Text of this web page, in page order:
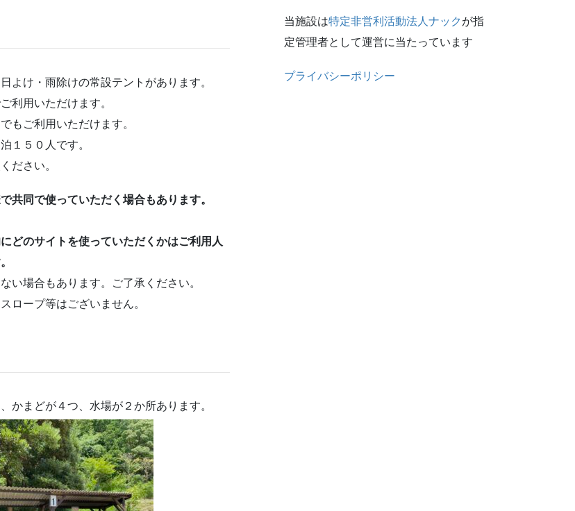
よけ・雨除けの常設テントがあります。
利用いただけます。
もご利用いただけます。
１５０人です。
ださい。
共同で使っていただく場合もあります。
どのサイトを使っていただくかはご利用人
い場合もあります。ご了承ください。
ロープ等はございません。
かまどが４つ、水場が２か所あります。
当施設は特定非営利活動法人ナック が指
定管理者として運営に当たっています
プライバシーポリシー